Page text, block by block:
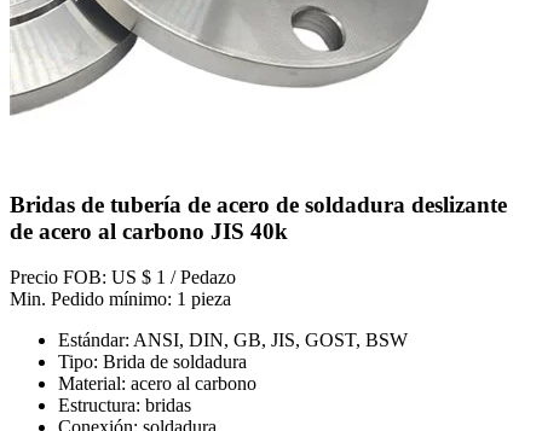
Bridas de tubería de acero de soldadura deslizante
de acero al carbono JIS 40k
Precio FOB: US $ 1 / Pedazo
Min. Pedido mínimo: 1 pieza
Estándar: ANSI, DIN, GB, JIS, GOST, BSW
Tipo: Brida de soldadura
Material: acero al carbono
Estructura: bridas